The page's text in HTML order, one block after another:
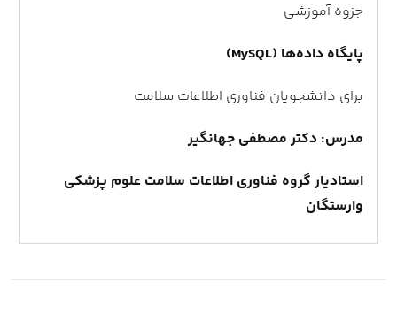
جزوه آموزشی
پایگاه داده‌ها (MySQL)
برای دانشجویان فناوری اطلاعات سلامت
مدرس: دکتر مصطفی جهانگیر
استادیار گروه فناوری اطلاعات سلامت علوم پزشکی
وارستگان